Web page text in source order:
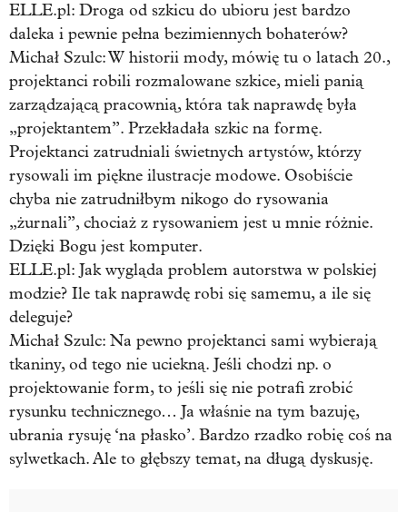
ELLE.pl: Droga od szkicu do ubioru jest bardzo
daleka i pewnie pełna bezimiennych bohaterów?
Michał Szulc:W historii mody, mówię tu o latach 20.,
projektanci robili rozmalowane szkice, mieli panią
zarządzającą pracownią, która tak naprawdę była
„projektantem”. Przekładała szkic na formę.
Projektanci zatrudniali świetnych artystów, którzy
rysowali im piękne ilustracje modowe. Osobiście
chyba nie zatrudniłbym nikogo do rysowania
„żurnali”, chociaż z rysowaniem jest u mnie różnie.
Dzięki Bogu jest komputer.
ELLE.pl: Jak wygląda problem autorstwa w polskiej
modzie? Ile tak naprawdę robi się samemu, a ile się
deleguje?
Michał Szulc: Na pewno projektanci sami wybierają
tkaniny, od tego nie uciekną. Jeśli chodzi np. o
projektowanie form, to jeśli się nie potrafi zrobić
rysunku technicznego… Ja właśnie na tym bazuję,
ubrania rysuję ‘na płasko’. Bardzo rzadko robię coś na
sylwetkach. Ale to głębszy temat, na długą dyskusję.